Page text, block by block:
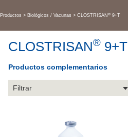
Productos Biológicos / Vacunas CLOSTRISAN ® 9+T
CLOSTRISAN® 9+T
Productos complementarios
Filtrar